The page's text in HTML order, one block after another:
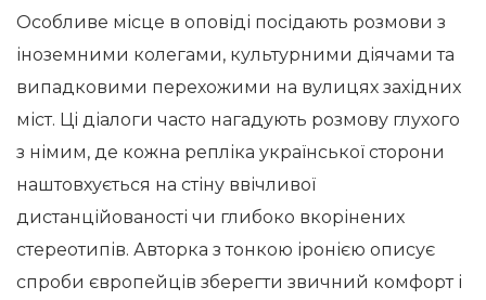
Особливе місце в оповіді посідають розмови з
іноземними колегами, культурними діячами та
випадковими перехожими на вулицях західних
міст. Ці діалоги часто нагадують розмову глухого
з німим, де кожна репліка української сторони
наштовхується на стіну ввічливої
дистанційованості чи глибоко вкорінених
стереотипів. Авторка з тонкою іронією описує
спроби європейців зберегти звичний комфорт і